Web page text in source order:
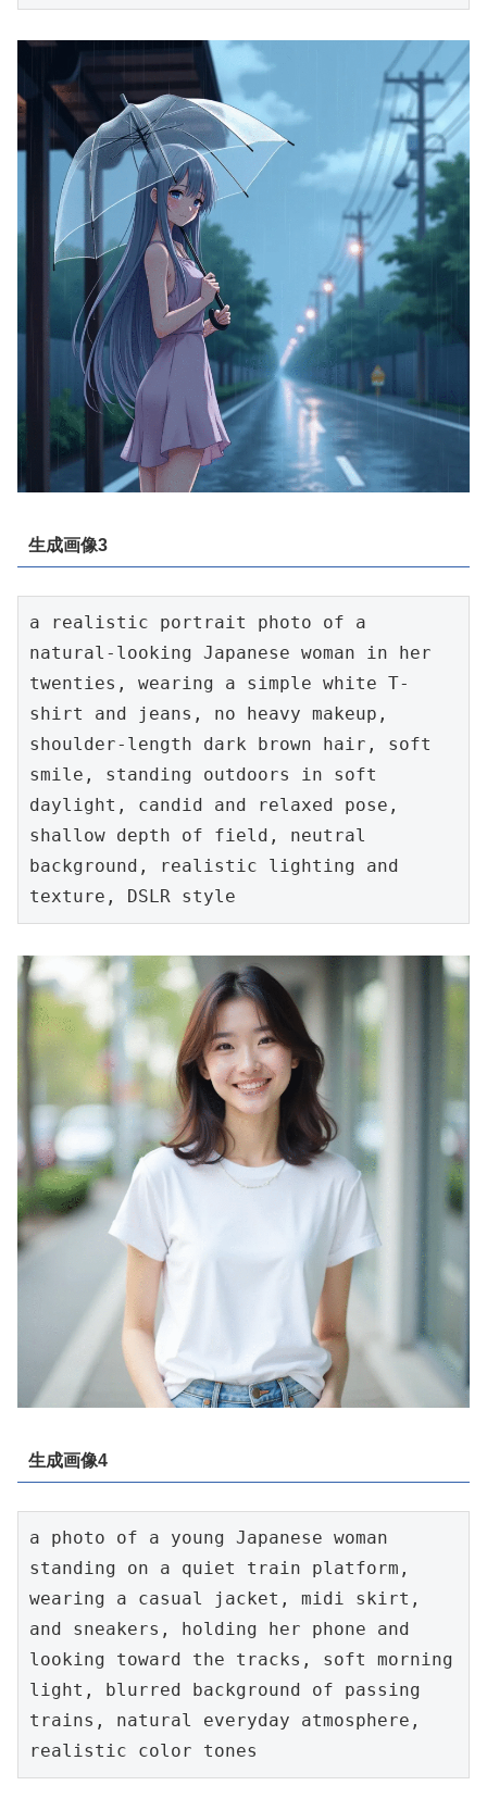
生成画像3
a realistic portrait photo of a
natural-looking Japanese woman in her
twenties, wearing a simple white T-
shirt and jeans, no heavy makeup,
shoulder-length dark brown hair, soft
smile, standing outdoors in soft
daylight, candid and relaxed pose,
shallow depth of field, neutral
background, realistic lighting and
texture, DSLR style
生成画像4
a photo of a young Japanese woman
standing on a quiet train platform,
wearing a casual jacket, midi skirt,
and sneakers, holding her phone and
looking toward the tracks, soft morning
light, blurred background of passing
trains, natural everyday atmosphere,
realistic color tones